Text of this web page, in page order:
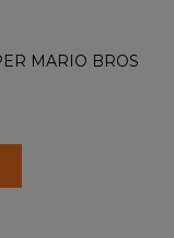
MARIO BROS